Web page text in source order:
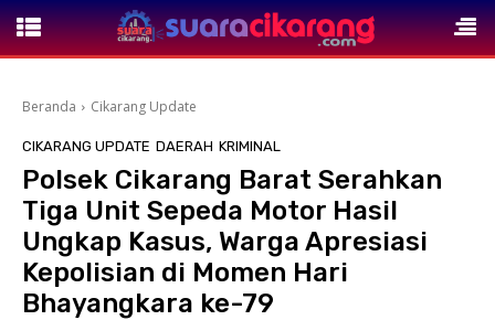
Beranda Cikarang Update
CIKARANG UPDATE DAERAH KRIMINAL
Polsek Cikarang Barat Serahkan
Tiga Unit Sepeda Motor Hasil
Ungkap Kasus, Warga Apresiasi
Kepolisian di Momen Hari
Bhayangkara ke-79